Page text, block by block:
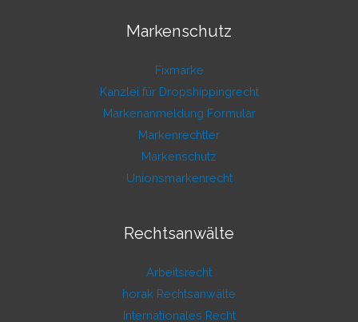
Markenschutz
Fixmarke
Kanzlei für Dropshippingrecht
Markenanmeldung Formular
Markenrechtler
Markenschutz
Unionsmarkenrecht
Rechtsanwälte
Arbeitsrecht
horak Rechtsanwälte
Internationales Recht